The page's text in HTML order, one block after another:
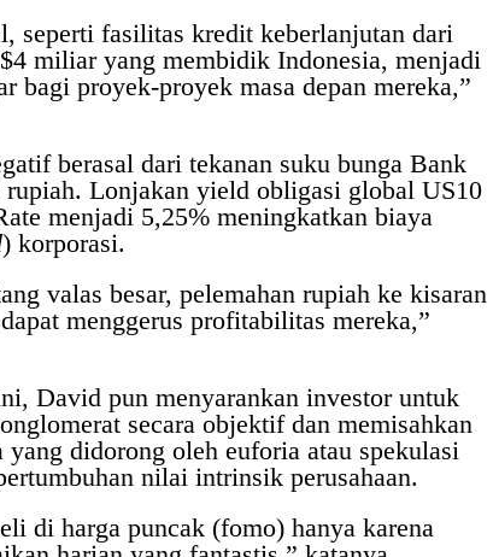
seperti fasilitas kredit keberlanjutan dari
miliar yang membidik Indonesia, menjadi
bagi proyek-proyek masa depan mereka,”
berasal dari tekanan suku bunga Bank
Lonjakan yield obligasi global US10
menjadi 5,25% meningkatkan biaya
) korporasi.
valas besar, pelemahan rupiah ke kisaran
menggerus profitabilitas mereka,”
David pun menyarankan investor untuk
secara objektif dan memisahkan
yang didorong oleh euforia atau spekulasi
nilai intrinsik perusahaan.
di harga puncak (fomo) hanya karena